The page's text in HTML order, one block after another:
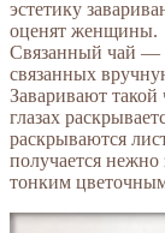
эстетику
оценят женщины.
Связанный чай —
связанных
Заваривают такой
глазах
раскрываются
получается нежно
тонким